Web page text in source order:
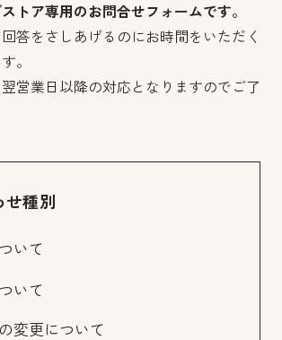
トア専用のお問合せフォームです。
答をさしあげるのにお時間をいただく
。
営業日以降の対応となりますのでご了
せ種別
いて
いて
変更について